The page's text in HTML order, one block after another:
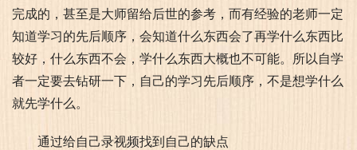
完成的，甚至是大师留给后世的参考，而有经验的老师一定
知道学习的先后顺序，会知道什么东西会了再学什么东西比
较好，什么东西不会，学什么东西大概也不可能。所以自学
者一定要去钻研一下，自己的学习先后顺序，不是想学什么
就先学什么。​
通过给自己录视频找到自己的缺点